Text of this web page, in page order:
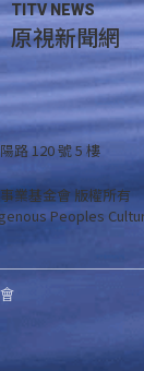
TITV NEWS
原視新聞網
路 120 號 5 樓
業基金會 版權所有
Peoples